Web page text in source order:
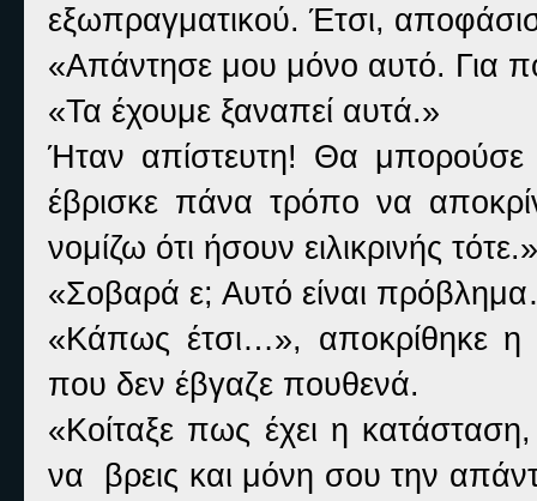
εξωπραγματικού. Έτσι,
«Απάντησε μου μόνο αυτό. Για
«Τα έχουμε ξαναπεί αυτά.»
Ήταν απίστευτη! Θα μπορούσε
έβρισκε πάνα τρόπο να
νομίζω ότι ήσουν ειλικρινής
«Σοβαρά ε; Αυτό είναι
«Κάπως έτσι…», αποκρίθηκε
που δεν έβγαζε πουθενά.
«Κοίταξε πως έχει η
να βρεις και μόνη σου την